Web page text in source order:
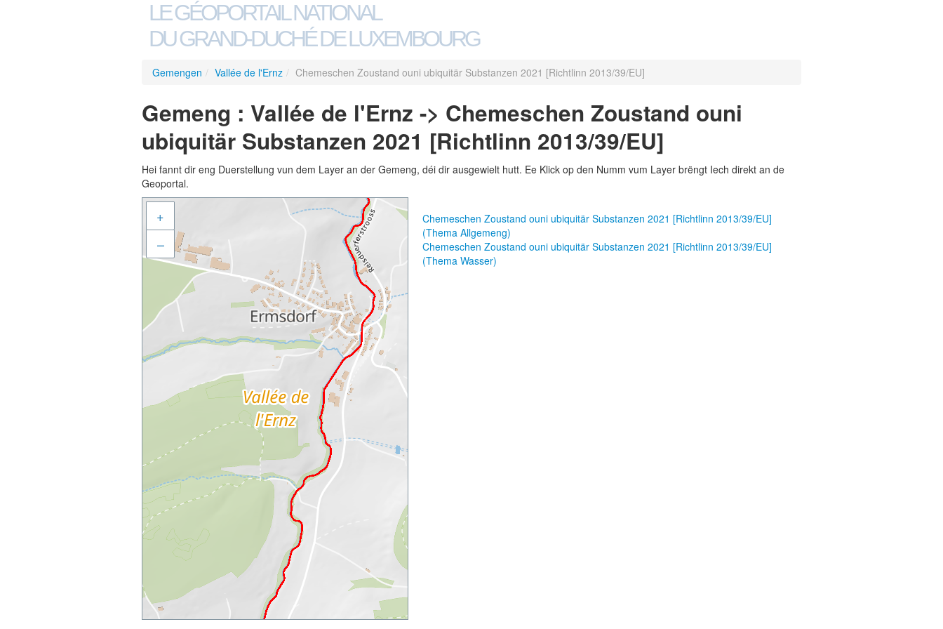
LE GÉOPORTAIL NATIONAL
DU GRAND-DUCHÉ DE LUXEMBOURG
Gemengen / Vallée de l'Ernz / Chemeschen Zoustand ouni ubiquitär Substanzen 2021 [Richtlinn 2013/39/EU]
Gemeng : Vallée de l'Ernz -> Chemeschen Zoustand ouni
ubiquitär Substanzen 2021 [Richtlinn 2013/39/EU]
Hei fannt dir eng Duerstellung vun dem Layer an der Gemeng, déi dir ausgewielt hutt. Ee Klick op den Numm vum Layer brëngt Iech direkt an de
Geoportal.
+
–
Chemeschen Zoustand ouni ubiquitär Substanzen 2021 [Richtlinn 2013/39/EU]
(Thema Allgemeng)
Chemeschen Zoustand ouni ubiquitär Substanzen 2021 [Richtlinn 2013/39/EU]
(Thema Wasser)